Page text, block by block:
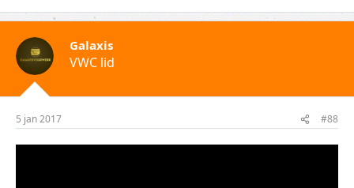
Galaxis
VWC lid
5 jan 2017 #88